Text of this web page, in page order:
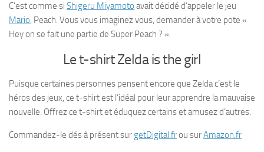
C’est comme si Shigeru Miyamoto avait décidé d’appeler le jeu
Mario, Peach. Vous vous imaginez vous, demander à votre pote «
Hey on se fait une partie de Super Peach ? ».
Le t-shirt Zelda is the girl
Puisque certaines personnes pensent encore que Zelda c’est le
héros des jeux, ce t-shirt est l’idéal pour leur apprendre la mauvaise
nouvelle. Offrez ce t-shirt et éduquez certains et amusez d’autres.
Commandez-le dés à présent sur getDigital.frou surAmazon.fr